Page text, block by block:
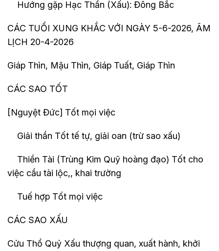
Hướng gặp Hạc Thần (Xấu): Đông Bắc
CÁC TUỔI XUNG KHẮC VỚI NGÀY 5-6-2026, ÂM
LỊCH 20-4-2026
Giáp Thìn, Mậu Thìn, Giáp Tuất, Giáp Thìn
CÁC SAO TỐT
[Nguyệt Đức] Tốt mọi việc
Giải thần Tốt tế tự, giải oan (trừ sao xấu)
Thiền Tài (Trùng Kim Quỹ hoàng đạo) Tốt cho
việc cầu tài lộc,, khai trường
Tuế hợp Tốt mọi việc
CÁC SAO XẤU
Cửu Thổ Quỷ Xấu thượng quan, xuất hành, khởi